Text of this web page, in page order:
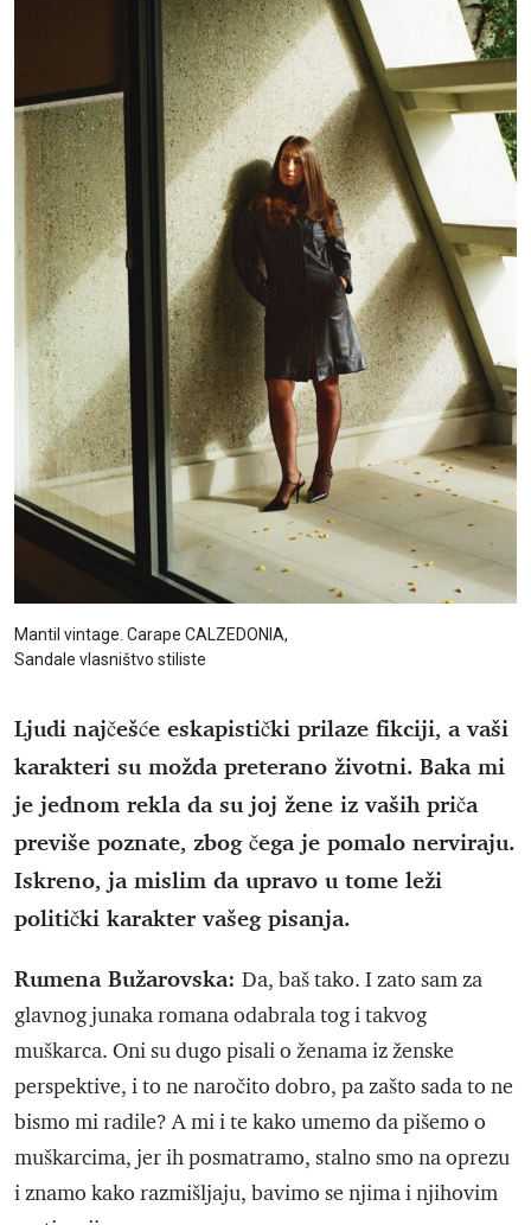
Mantil vintage. Carape CALZEDONIA,
Sandale vlasništvo stiliste
Ljudi najčešće eskapistički prilaze fikciji, a vaši
karakteri su možda preterano životni. Baka mi
je jednom rekla da su joj žene iz vaših priča
previše poznate, zbog čega je pomalo nerviraju.
Iskreno, ja mislim da upravo u tome leži
politički karakter vašeg pisanja.
Rumena Bužarovska: Da, baš tako. I zato sam za
glavnog junaka romana odabrala tog i takvog
muškarca. Oni su dugo pisali o ženama iz ženske
perspektive, i to ne naročito dobro, pa zašto sada to ne
bismo mi radile? A mi i te kako umemo da pišemo o
muškarcima, jer ih posmatramo, stalno smo na oprezu
i znamo kako razmišljaju, bavimo se njima i njihovim